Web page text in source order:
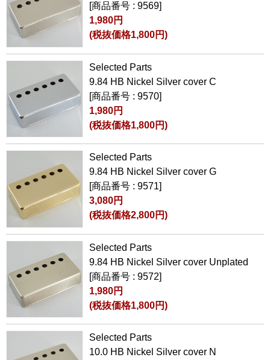
[商品番号 : 9569]
1,980円
(税抜価格1,800円)
Selected Parts
9.84 HB Nickel Silver cover C
[商品番号 : 9570]
1,980円
(税抜価格1,800円)
Selected Parts
9.84 HB Nickel Silver cover G
[商品番号 : 9571]
3,080円
(税抜価格2,800円)
Selected Parts
9.84 HB Nickel Silver cover Unplated
[商品番号 : 9572]
1,980円
(税抜価格1,800円)
Selected Parts
10.0 HB Nickel Silver cover N